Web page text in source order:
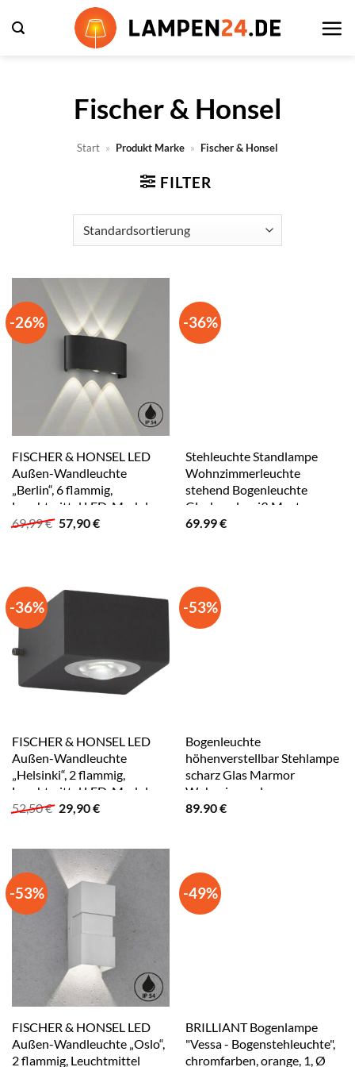
Inhalt
Fischer & Honsel
Start » Produkt Marke » Fischer & Honsel
FILTER
-26%
FISCHER & HONSEL LED
Außen-Wandleuchte
„Berlin“, 6 flammig,
Leuchtmittel LED-Modul
LED fest integriert schwarz
69,99€ Ursprünglicher
Preis
57,90€Aktueller
-36%
Stehleuchte Standlampe
Wohnzimmerleuchte
stehend Bogenleuchte
Glaskugel weiß Muster,
Metall satiniert opal, 1x E27
69.99€
-36%
FISCHER & HONSEL LED
Außen-Wandleuchte
„Helsinki“, 2 flammig,
Leuchtmittel LED-Modul
LED fest integriert schwarz
52,50€ Ursprünglicher
Preis
52,50 €
29,90€Aktueller
29,90 €.
-53%
Bogenleuchte
höhenverstellbar Stehlampe
scharz Glas Marmor
Wohnzimmerlampe
Beistellleuchte, mit
89.90€
-53%
FISCHER & HONSEL LED
Außen-Wandleuchte „Oslo“,
2 flammig, Leuchtmittel
-49%
BRILLIANT Bogenlampe
"Vessa - Bogenstehleuchte",
chromfarben, orange, 1, Ø